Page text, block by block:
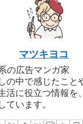
マツキヨコ
の広告マンガ家
の中で感じたこと
活に役立つ情報を
ています。